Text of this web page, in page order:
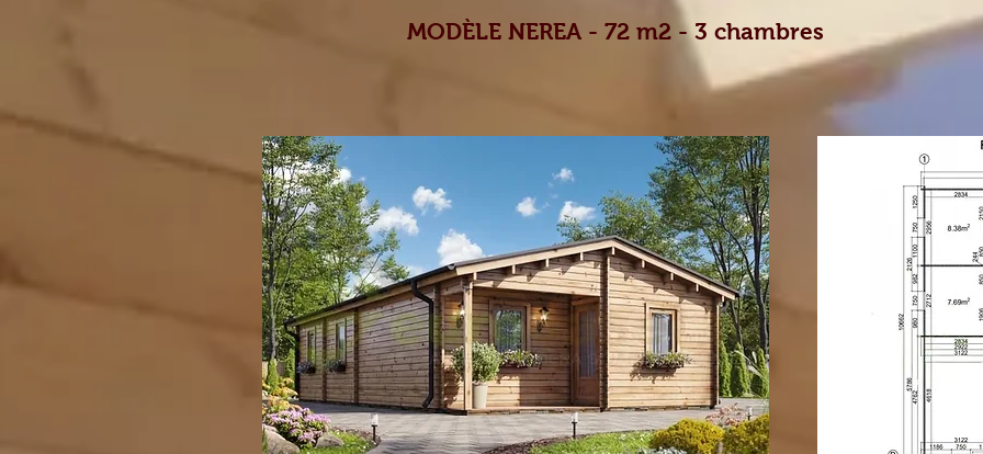
MODÈLE NEREA - 72 m2 - 3 chambres